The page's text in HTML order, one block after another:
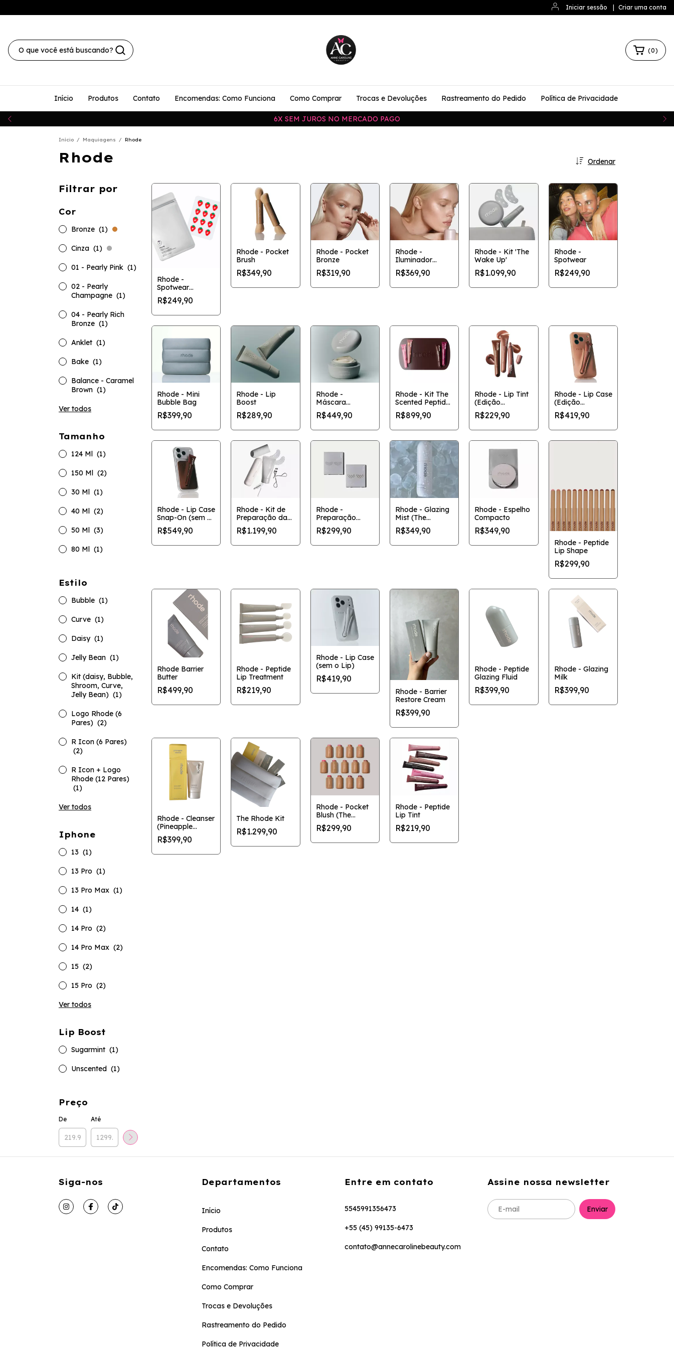
Iniciar sessão Criar uma conta
6X SEM JUROS NO MERCADO PAGO
(0)
Início Produtos Contato Encomendas: Como Funciona Como Comprar Trocas e Devoluções Rastreamento do Pedido Política de Privacidade
Início / Maquiagens / Rhode
Rhode Ordenar
Filtrar por
Cor
Bronze (1)
Cinza (1)
01 - Pearly Pink (1)
02 - Pearly
Champagne (1)
04 - Pearly Rich
Bronze (1)
Anklet (1)
Bake (1)
Balance - Caramel
Brown (1)
Ver todos
Tamanho
124 Ml (1)
150 Ml (2)
30 Ml (1)
40 Ml (2)
50 Ml (3)
80 Ml (1)
Estilo
Bubble (1)
Curve (1)
Daisy (1)
Jelly Bean (1)
Kit (daisy, Bubble,
Shroom, Curve,
Jelly Bean) (1)
Logo Rhode (6
Pares) (2)
R Icon (6 Pares)
(2)
R Icon + Logo
Rhode (12 Pares)
(1)
Ver todos
Iphone
13 (1)
13 Pro (1)
13 Pro Max (1)
14 (1)
14 Pro (2)
14 Pro Max (2)
15 (2)
15 Pro (2)
Ver todos
Lip Boost
Sugarmint (1)
Unscented (1)
Preço
De Até
Rhode -
Spotwear
Strawberry
(Edição
R$249,90
Rhode - Pocket
Brush
R$349,90
Rhode - Pocket
Bronze
R$319,90
Rhode -
Iluminador
Multiuso
'Highlight Milk'
R$369,90
Rhode - Kit 'The
Wake Up'
R$1.099,90
Rhode -
Spotwear
R$249,90
Rhode - Mini
Bubble Bag
R$399,90
Rhode - Lip
Boost
R$289,90
Rhode -
Máscara
Cremosa
Escultora
R$449,90
Rhode - Kit The
Scented Peptide
Lip Tint (edição
limitada)
R$899,90
Rhode - Lip Tint
(Edição
Limitada)
R$229,90
Rhode - Lip Case
(Edição
Limitada)
R$419,90
Rhode - Lip Case
Snap-On (sem o
lip)
R$549,90
Rhode - Kit de
Preparação da
Pele
R$1.199,90
Rhode -
Preparação
Ocular Peptídica
R$299,90
Rhode - Glazing
Mist (The
Hydrating Face
Spray)
R$349,90
Rhode - Espelho
Compacto
R$349,90
Rhode - Peptide
Lip Shape
R$299,90
Rhode Barrier
Butter
R$499,90
Rhode - Peptide
Lip Treatment
R$219,90
Rhode - Lip Case
(sem o Lip)
R$419,90
Rhode - Barrier
Restore Cream
R$399,90
Rhode - Peptide
Glazing Fluid
R$399,90
Rhode - Glazing
Milk
R$399,90
Rhode - Cleanser
(Pineapple
Refresh)
R$399,90
The Rhode Kit
R$1.299,90
Rhode - Pocket
Blush (The
Natural Flush)
R$299,90
Rhode - Peptide
Lip Tint
R$219,90
Siga-nos Departamentos
Início
Produtos
Contato
Encomendas: Como Funciona
Como Comprar
Trocas e Devoluções
Rastreamento do Pedido
Política de Privacidade
Entre em contato
5545991356473
+55 (45) 99135-6473
contato@annecarolinebeauty.com
Assine nossa newsletter